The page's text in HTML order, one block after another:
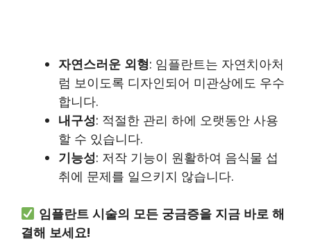
자연스러운 외형: 임플란트는 자연치아처
럼 보이도록 디자인되어 미관상에도 우수
합니다.
내구성: 적절한 관리 하에 오랫동안 사용
할 수 있습니다.
기능성: 저작 기능이 원활하여 음식물 섭
취에 문제를 일으키지 않습니다.
임플란트 시술의 모든 궁금증을 지금 바로 해
결해 보세요!